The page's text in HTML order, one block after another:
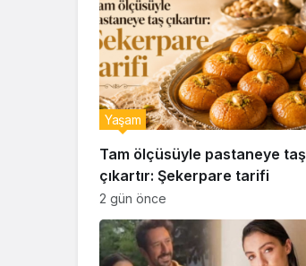
Tam ölçüsüyle pastaneye taş
çıkartır: Şekerpare tarifi
Yaşam
2 gün önce